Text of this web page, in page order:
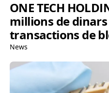
ONE TECH
millions de dinars
transactions de
News